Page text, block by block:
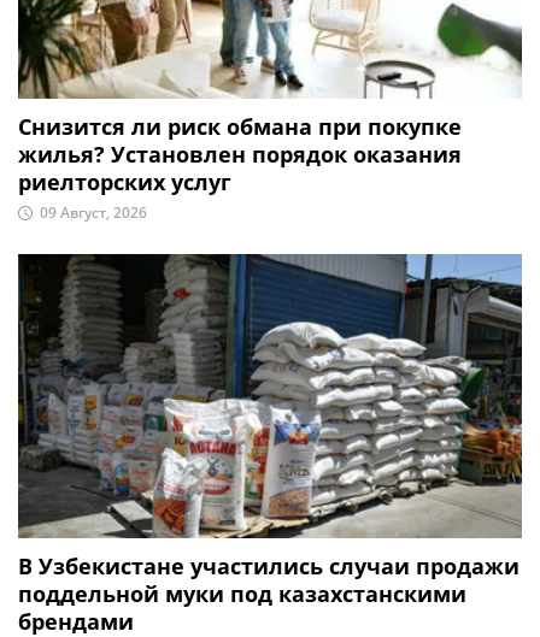
Снизится ли риск обмана при покупке
жилья? Установлен порядок оказания
риелторских услуг
09 Август, 2026
В Узбекистане участились случаи продажи
поддельной муки под казахстанскими
брендами